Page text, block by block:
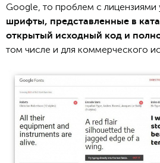
Google, то проблем с лицензиями
шрифты, представленные в
открытый исходный код и
том числе и для коммерческого